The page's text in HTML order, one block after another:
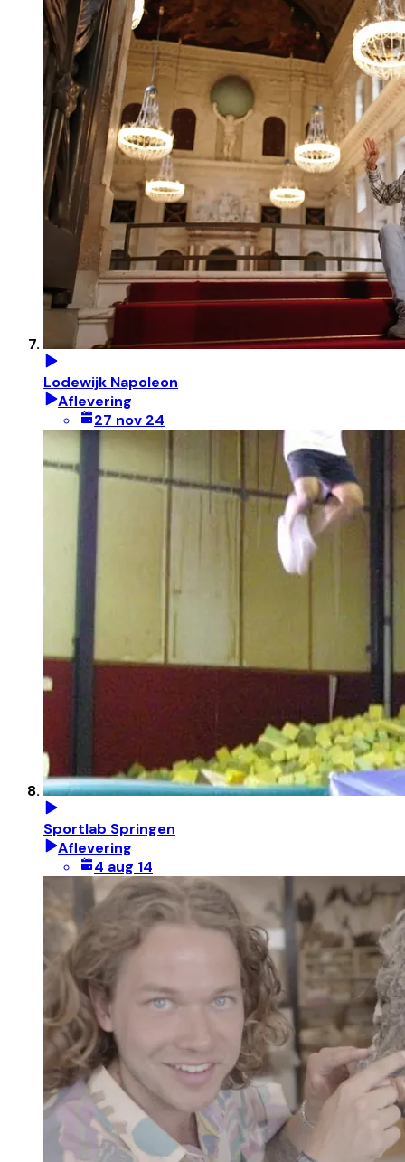
Lodewijk Napoleon
Aflevering
27 nov 24
Sportlab Springen
Aflevering
4 aug 14